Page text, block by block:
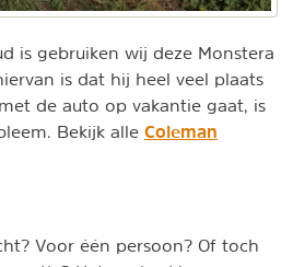
is gebruiken wij deze Monstera
is dat hij heel veel plaats
de auto op vakantie gaat, is
Bekijk alle Coleman
Voor één persoon? Of toch